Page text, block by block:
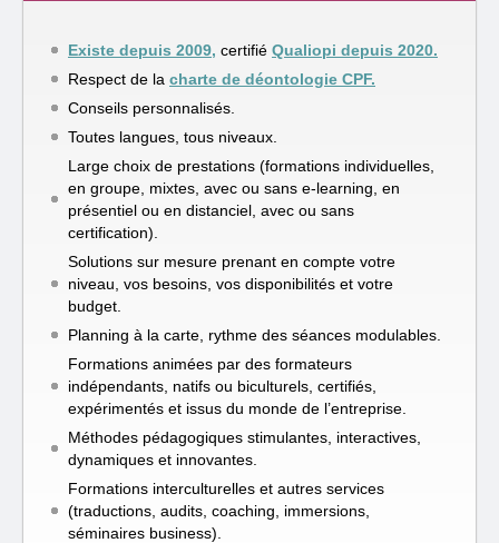
Existe depuis 2009, certifié Qualiopi depuis 2020.
Respect de la charte de déontologie CPF.
Conseils personnalisés.
Toutes langues, tous niveaux.
Large choix de prestations (formations individuelles,
en groupe, mixtes, avec ou sans e-learning, en
présentiel ou en distanciel, avec ou sans
certification).
Solutions sur mesure prenant en compte votre
niveau, vos besoins, vos disponibilités et votre
budget.
Planning à la carte, rythme des séances modulables.
Formations animées par des formateurs
indépendants, natifs ou biculturels, certifiés,
expérimentés et issus du monde de l’entreprise.
Méthodes pédagogiques stimulantes, interactives,
dynamiques et innovantes.
Formations interculturelles et autres services
(traductions, audits, coaching, immersions,
séminaires business).